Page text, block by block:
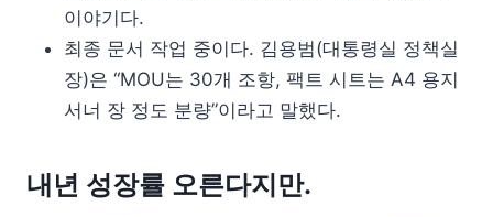
이야기다.
최종 문서 작업 중이다. 김용범(대통령실 정책실
장)은 “MOU는 30개 조항, 팩트 시트는 A4 용지
서너 장 정도 분량”이라고 말했다.
내년 성장률 오른다지만.